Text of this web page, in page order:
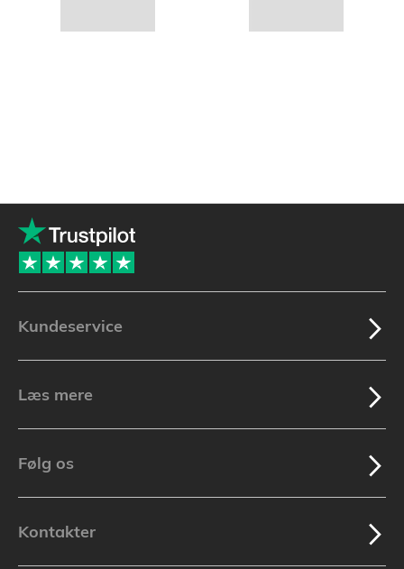
Kundeservice
Læs mere
Følg os
Kontakter